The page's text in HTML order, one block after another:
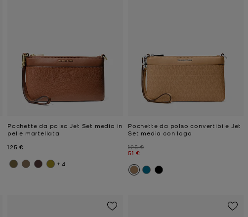
Pochette da polso Jet Set media in
pelle martellata
Prezzo attuale
125 €
+4
Pochette da polso convertibile Jet
Set media con logo
Prezzo iniziale
125 €
Prezzo attuale
51 €